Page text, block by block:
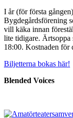
I år (för första
Bygdegårdsförening
vill käka innan
lite tidigare. Ärtsoppa
18:00. Kostnaden för
Biljetterna bokas här!
Blended Voices